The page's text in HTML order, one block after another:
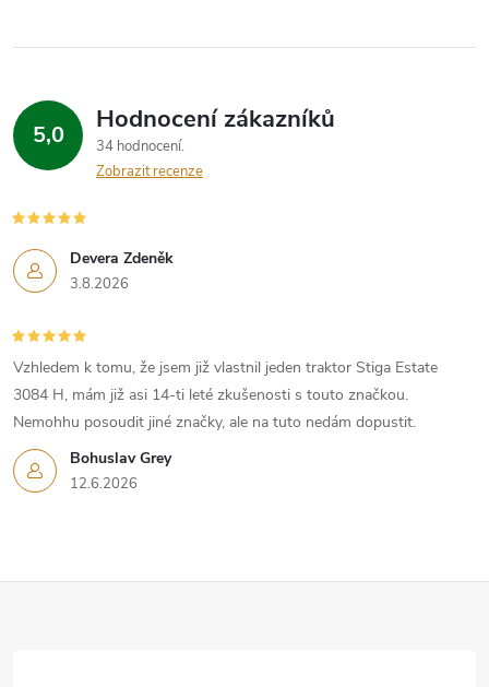
y
v
ý
p
i
s
5,0 Hodnocení zákazníků
34 hodnocení
Zobrazit recenze
Devera Zdeněk
3.8.2026
Bohuslav Grey
12.6.2026
Vzhledem k tomu, že jsem již vlastnil jeden traktor Stiga Estate
3084 H, mám již asi 14-ti leté zkušenosti s touto značkou.
Nemohhu posoudit jiné značky, ale na tuto nedám dopustit.